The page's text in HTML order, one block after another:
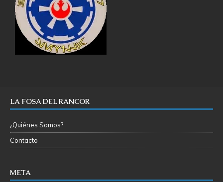
LA FOSA DEL RANCOR
¿Quiénes Somos?
Contacto
META